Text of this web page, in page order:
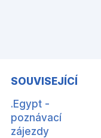
SOUVISEJÍCÍ
.Egypt -
poznávací
zájezdy